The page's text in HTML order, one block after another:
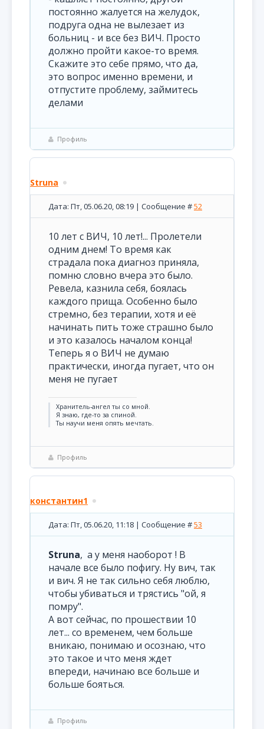
постоянно жалуется на желудок,
подруга одна не вылезает из
больниц - и все без ВИЧ. Просто
должно пройти какое-то время.
Скажите это себе прямо, что да,
это вопрос именно времени, и
отпустите проблему, займитесь
делами
Профиль
Struna
Дата: Пт, 05.06.20, 08:19 | Сообщение #52
10 лет с ВИЧ, 10 лет!... Пролетели
одним днем! То время как
страдала пока диагноз приняла,
помню словно вчера это было.
Ревела, казнила себя, боялась
каждого прища. Особенно было
стремно, без терапии, хотя и её
начинать пить тоже страшно было
и это казалось началом конца!
Теперь я о ВИЧ не думаю
практически, иногда пугает, что он
меня не пугает
Хранитель-ангел ты со мной.
Я знаю, где-то за спиной.
Ты научи меня опять мечтать.
Профиль
константин1
Дата: Пт, 05.06.20, 11:18 | Сообщение #53
Struna, а у меня наоборот ! В
начале все было пофигу. Ну вич, так
и вич. Я не так сильно себя люблю,
чтобы убиваться и трястись "ой, я
помру".
А вот сейчас, по прошествии 10
лет... со временем, чем больше
вникаю, понимаю и осознаю, что
это такое и что меня ждет
впереди, начинаю все больше и
больше бояться.
Профиль